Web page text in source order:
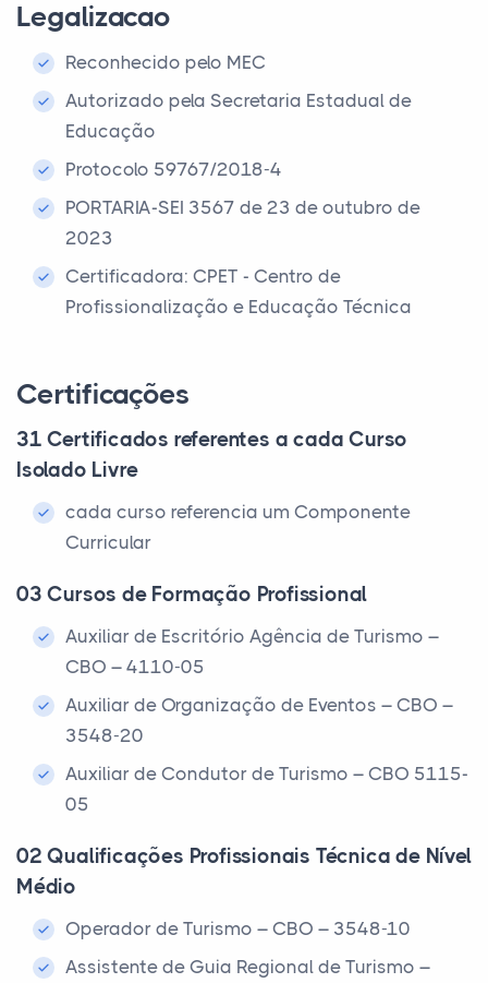
Legalizacao
Reconhecido pelo MEC
Autorizado pela Secretaria Estadual de
Educação
Protocolo 59767/2018-4
PORTARIA-SEI 3567 de 23 de outubro de
2023
Certificadora: CPET - Centro de
Profissionalização e Educação Técnica
Certificações
31 Certificados referentes a cada Curso
Isolado Livre
cada curso referencia um Componente
Curricular
03 Cursos de Formação Profissional
Auxiliar de Escritório Agência de Turismo –
CBO – 4110-05
Auxiliar de Organização de Eventos – CBO –
3548-20
Auxiliar de Condutor de Turismo – CBO 5115-
05
02 Qualificações Profissionais Técnica de Nível
Médio
Operador de Turismo – CBO – 3548-10
Assistente de Guia Regional de Turismo –